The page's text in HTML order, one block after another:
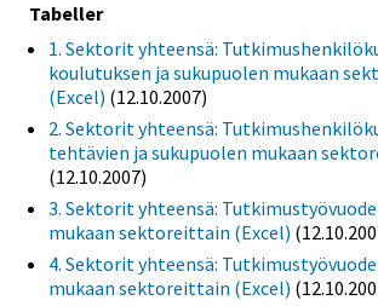
Tabeller
1. Sektorit yhteensä:
koulutuksen ja sukupuolen mukaan
(Excel) (12.10.2007)
2. Sektorit yhteensä:
tehtävien ja sukupuolen mukaan
(12.10.2007)
3. Sektorit yhteensä:
mukaan sektoreittain (Excel)
4. Sektorit yhteensä:
mukaan sektoreittain (Excel)